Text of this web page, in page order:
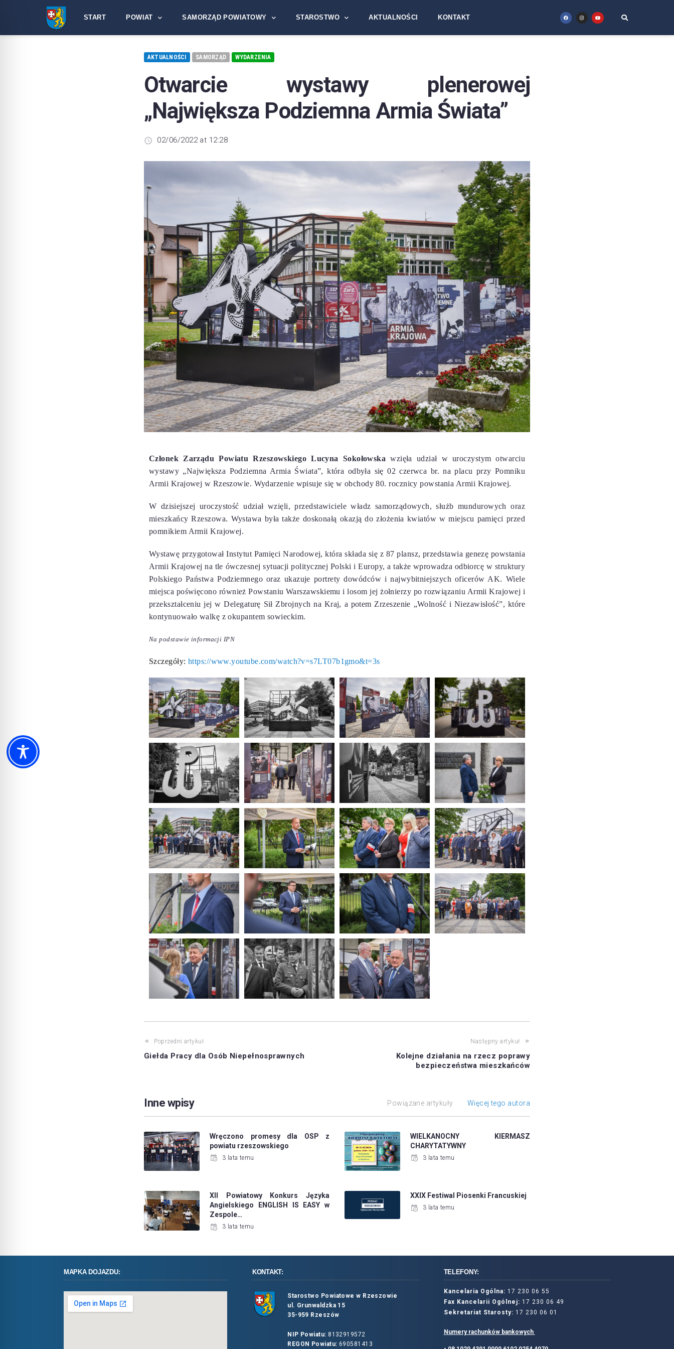
START POWIAT SAMORZĄD POWIATOWY STAROSTWO AKTUALNOŚCI KONTAKT
AKTUALNOŚCI SAMORZĄD WYDARZENIA
Otwarcie wystawy plenerowej
„Największa Podziemna Armia Świata”
02/06/2022 at 12:28
Członek Zarządu Powiatu Rzeszowskiego Lucyna Sokołowska wzięła udział w uroczystym otwarciu
wystawy „Największa Podziemna Armia Świata”, która odbyła się 02 czerwca br. na placu przy Pomniku
Armii Krajowej w Rzeszowie. Wydarzenie wpisuje się w obchody 80. rocznicy powstania Armii Krajowej.
W dzisiejszej uroczystość udział wzięli, przedstawiciele władz samorządowych, służb mundurowych oraz
mieszkańcy Rzeszowa. Wystawa była także doskonałą okazją do złożenia kwiatów w miejscu pamięci przed
pomnikiem Armii Krajowej.
Wystawę przygotował Instytut Pamięci Narodowej, która składa się z 87 plansz,przedstawia genezę powstania
Armii Krajowej na tle ówczesnej sytuacji politycznej Polski i Europy, a także wprowadza odbiorcę w struktury
Polskiego Państwa Podziemnego oraz ukazuje portrety dowódców i najwybitniejszych oficerów AK. Wiele
miejsca poświęcono również Powstaniu Warszawskiemu i losom jej żołnierzy po rozwiązaniu Armii Krajowej i
przekształceniu jej w Delegaturę Sił Zbrojnych na Kraj, a potem Zrzeszenie „Wolność i Niezawisłość”, które
kontynuowało walkę z okupantem sowieckim.
Na podstawie informacji IPN
Szczegóły: https://www.youtube.com/watch?v=s7LT07b1gmo&t=3s
Poprzedni artykuł
Giełda Pracy dla Osób Niepełnosprawnych
Następny artykuł
Kolejne działania na rzecz poprawy
bezpieczeństwa mieszkańców
Inne wpisy Powiązane artykuły Więcej tego autora
Wręczono promesy dla OSP z
powiatu rzeszowskiego
3 lata temu
WIELKANOCNY KIERMASZ
CHARYTATYWNY
3 lata temu
XII Powiatowy Konkurs Języka
Angielskiego ENGLISH IS EASY w
Zespole…
3 lata temu
XXIX Festiwal Piosenki Francuskiej
3 lata temu
MAPKA DOJAZDU: KONTAKT:
Starostwo Powiatowe w Rzeszowie
ul. Grunwaldzka 15
35-959 Rzeszów
NIP Powiatu: 8132919572
REGON Powiatu: 690581413
TELEFONY:
Kancelaria Ogólna: 17 230 06 55
Fax Kancelarii Ogólnej: 17 230 06 49
Sekretariat Starosty: 17 230 06 01
Numery rachunków bankowych